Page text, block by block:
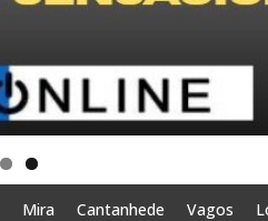
Mira Cantanhede Vagos